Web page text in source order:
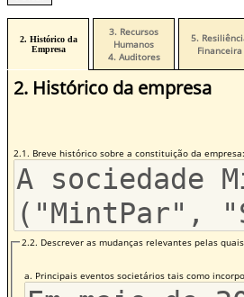
2. Histórico da
Empresa
3. Recursos
Humanos
4. Auditores
5.
Financeira
2. Histórico da empresa
2.1. Breve histórico sobre a constituição da
2.2. Descrever as mudanças relevantes pelas
a. Principais eventos societários tais como